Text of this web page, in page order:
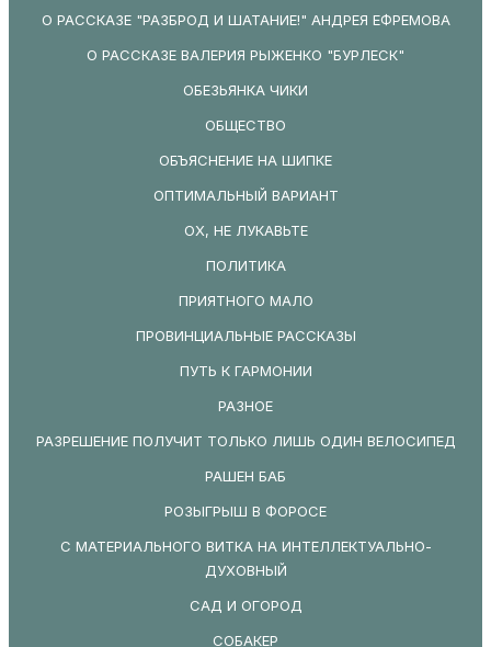
О РАССКАЗЕ "РАЗБРОД И ШАТАНИЕ!" АНДРЕЯ ЕФРЕМОВА
О РАССКАЗЕ ВАЛЕРИЯ РЫЖЕНКО "БУРЛЕСК"
ОБЕЗЬЯНКА ЧИКИ
ОБЩЕСТВО
ОБЪЯСНЕНИЕ НА ШИПКЕ
ОПТИМАЛЬНЫЙ ВАРИАНТ
ОХ, НЕ ЛУКАВЬТЕ
ПОЛИТИКА
ПРИЯТНОГО МАЛО
ПРОВИНЦИАЛЬНЫЕ РАССКАЗЫ
ПУТЬ К ГАРМОНИИ
РАЗНОЕ
РАЗРЕШЕНИЕ ПОЛУЧИТ ТОЛЬКО ЛИШЬ ОДИН ВЕЛОСИПЕД
РАШЕН БАБ
РОЗЫГРЫШ В ФОРОСЕ
С МАТЕРИАЛЬНОГО ВИТКА НА ИНТЕЛЛЕКТУАЛЬНО-
ДУХОВНЫЙ
САД И ОГОРОД
СОБАКЕР